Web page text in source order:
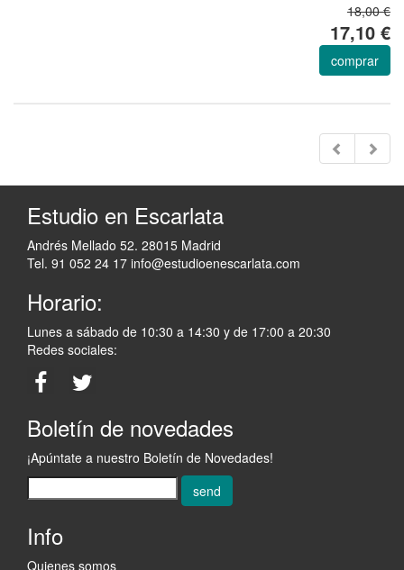
18,00 €
17,10 €
comprar
Estudio en Escarlata
Andrés Mellado 52. 28015 Madrid
Tel. 91 052 24 17 info@estudioenescarlata.com
Horario:
Lunes a sábado de 10:30 a 14:30 y de 17:00 a 20:30
Redes sociales:
Boletín de novedades
¡Apúntate a nuestro Boletín de Novedades!
send
Info
Quienes somos